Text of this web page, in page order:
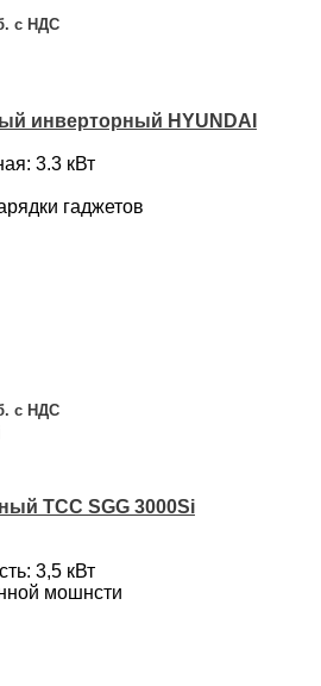
инверторный HYUNDAI
3.3 кВт
гаджетов
ТСС SGG 3000Si
3,5 кВт
мошнсти